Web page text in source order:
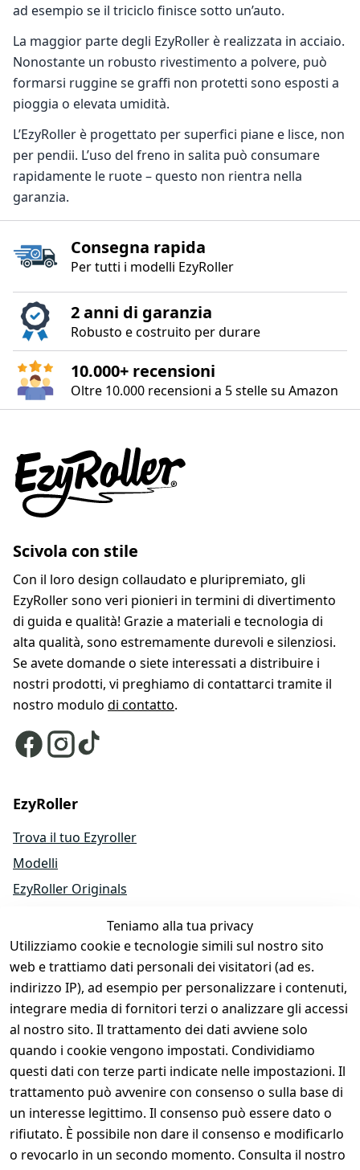
ad esempio se il triciclo finisce sotto un’auto.
La maggior parte degli EzyRoller è realizzata in acciaio.
Nonostante un robusto rivestimento a polvere, può
formarsi ruggine se graffi non protetti sono esposti a
pioggia o elevata umidità.
L’EzyRoller è progettato per superfici piane e lisce, non
per pendii. L’uso del freno in salita può consumare
rapidamente le ruote – questo non rientra nella
garanzia.
Teniamo alla tua privacy
Utilizziamo cookie e tecnologie simili sul nostro sito
web e trattiamo dati personali dei visitatori (ad es.
indirizzo IP), ad esempio per personalizzare i contenuti,
integrare media di fornitori terzi o analizzare gli accessi
al nostro sito. Il trattamento dei dati avviene solo
quando i cookie vengono impostati. Condividiamo
questi dati con terze parti indicate nelle impostazioni. Il
trattamento può avvenire con consenso o sulla base di
un interesse legittimo. Il consenso può essere dato o
rifiutato. È possibile non dare il consenso e modificarlo
o revocarlo in un secondo momento. Consulta il nostro
Consegna rapida
Per tutti i modelli EzyRoller
2 anni di garanzia
Robusto e costruito per durare
10.000+ recensioni
Oltre 10.000 recensioni a 5 stelle su Amazon
Scivola con stile
Con il loro design collaudato e pluripremiato, gli
EzyRoller sono veri pionieri in termini di divertimento
di guida e qualità! Grazie a materiali e tecnologia di
alta qualità, sono estremamente durevoli e silenziosi.
Se avete domande o siete interessati a distribuire i
nostri prodotti, vi preghiamo di contattarci tramite il
nostro modulo di contatto.
EzyRoller
Trova il tuo Ezyroller
Modelli
EzyRoller Originals
Accessori
Ricambi
Offerte e bundle
Diventa rivenditore
Chi siamo
Shop e Contatti
Cura dell’EzyRoller & Garanzia
Diritto di recesso